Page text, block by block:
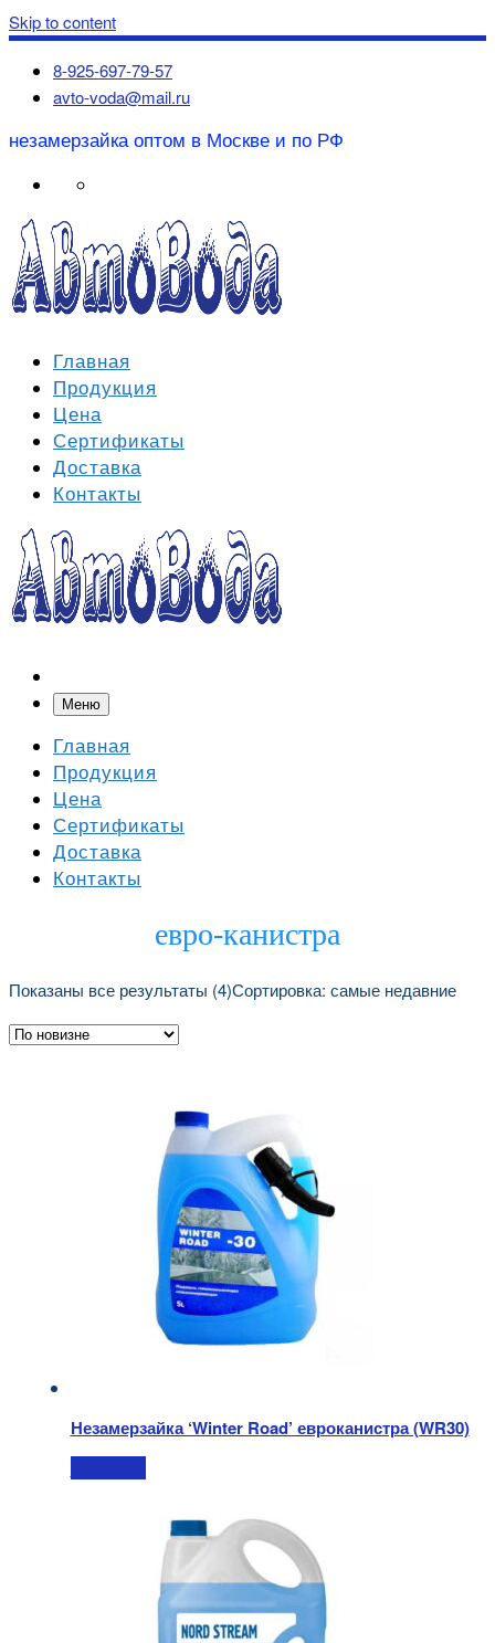
Skip to content
8-925-697-79-57
avto-voda@mail.ru
незамерзайка оптом в Москве и по РФ
Главная
Продукция
Цена
Сертификаты
Доставка
Контакты
Меню
Главная
Продукция
Цена
Сертификаты
Доставка
Контакты
евро-канистра
Показаны все результаты (4)Сортировка: самые недавние
Незамерзайка ‘Winter Road’ евроканистра (WR30)